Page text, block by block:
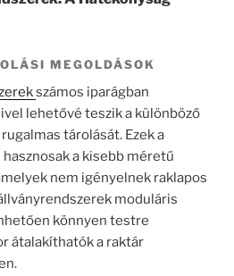
MEGOLDÁSOK
számos iparágban
lehetővé teszik a különböző
tárolását. Ezek a
a kisebb méretű
nem igényelnek raklapos
moduláris
könnyen testre
átalakíthatók a raktár